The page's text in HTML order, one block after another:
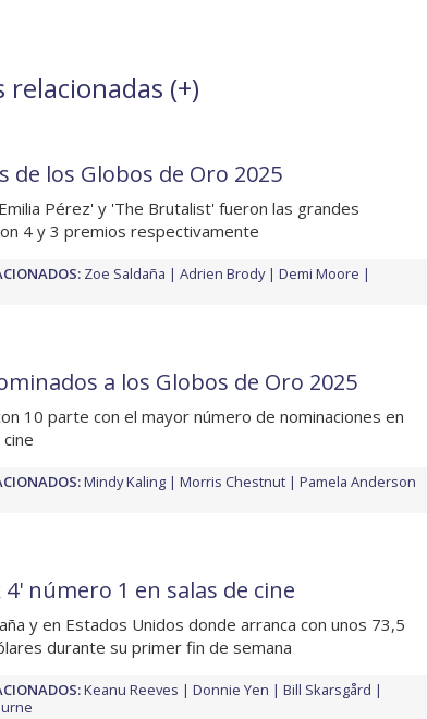
(+)
de los Globos de Oro 2025
Pérez' y 'The Brutalist' fueron las grandes
4 y 3 premios respectivamente
Zoe Saldaña Adrien Brody
Demi Moore
a los Globos de Oro 2025
10 parte con el mayor número de nominaciones en
Mindy Kaling Morris Chestnut
Pamela Anderson
4' número 1 en salas de cine
y en Estados Unidos donde arranca con unos 73,5
durante su primer fin de semana
Keanu Reeves Donnie Yen
Bill Skarsgård